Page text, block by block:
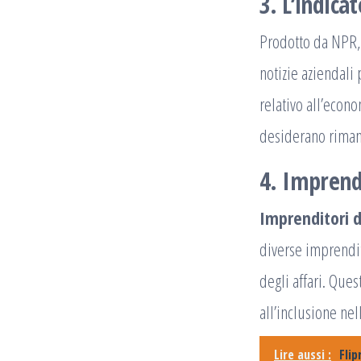
Prodotto da
notizie
relativo
desiderano
4.
Imprenditori
diverse
degli affari.
all’inclusione
Lire aussi :